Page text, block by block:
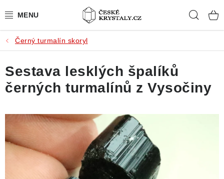
na
PŘÍRODNÍ KAMENY
BROUŠENÉ KAMENY
MISTROVSKÉ KRYSTALY
ŠPERKY S KAMENY
SLEVY
Černý turmalín skoryl
Sestava lesklých špalíků
černých turmalínů z Vysočiny